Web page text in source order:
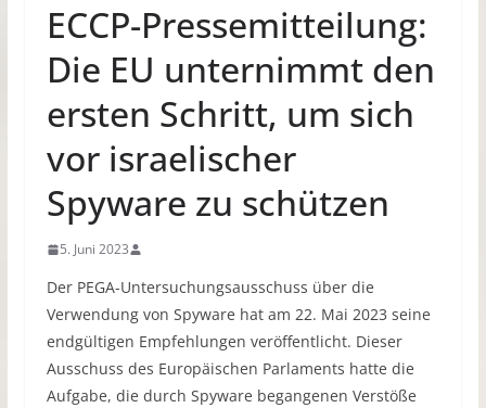
ECCP-Pressemitteilung:
Die EU unternimmt den
ersten Schritt, um sich
vor israelischer
Spyware zu schützen
5. Juni 2023
Der PEGA-Untersuchungsausschuss über die
Verwendung von Spyware hat am 22. Mai 2023 seine
endgültigen Empfehlungen veröffentlicht. Dieser
Ausschuss des Europäischen Parlaments hatte die
Aufgabe, die durch Spyware begangenen Verstöße